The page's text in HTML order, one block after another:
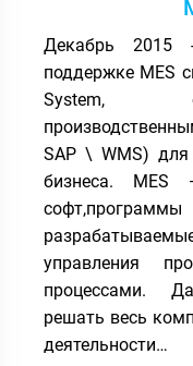
Декабрь 2015
поддержке MES
System,
SAP \ WMS) для
бизнеса. MES
управления
процессами.
решать весь
деятельности…